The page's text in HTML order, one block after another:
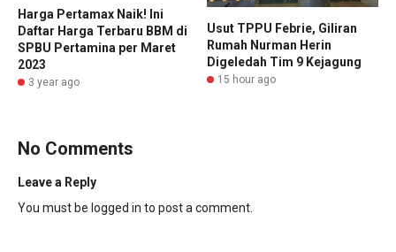
Harga Pertamax Naik! Ini
Daftar Harga Terbaru BBM di
SPBU Pertamina per Maret
2023
3 year ago
Usut TPPU Febrie, Giliran
Rumah Nurman Herin
Digeledah Tim 9 Kejagung
15 hour ago
No Comments
Leave a Reply
You must be logged in to post a comment.